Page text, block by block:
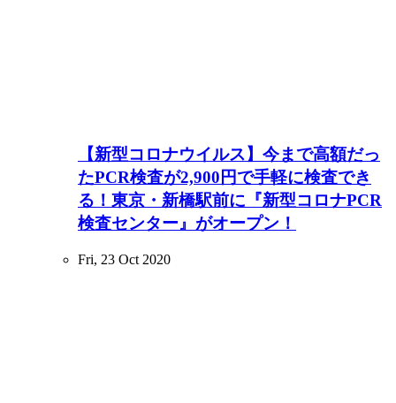
【新型コロナウイルス】今まで高額だっ
たPCR検査が2,900円で手軽に検査でき
る！東京・新橋駅前に『新型コロナPCR
検査センター』がオープン！
Fri, 23 Oct 2020